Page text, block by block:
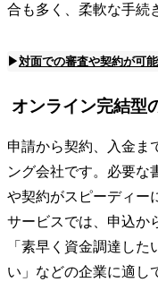
合も多く、柔軟な手続
▶対面での審査や契約が可
オンライン完結型
申請から契約、入金ま
ング会社です。必要な
や契約がスピーディー
サービスでは、申込か
「素早く資金調達し
い」などの企業に適し